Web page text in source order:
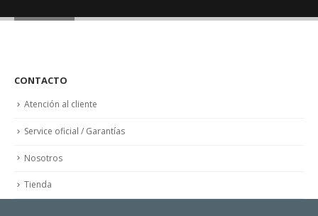
CONTACTO
Atención al cliente
Service oficial / Garantías
Nosotros
Tienda